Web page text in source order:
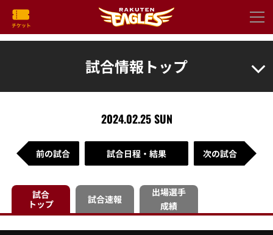
試合情報トップ
2024.02.25 SUN
前の試合 試合日程・結果 次の試合
試合
トップ
試合速報
出場選手
成績